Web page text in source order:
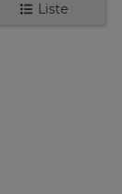
Liste